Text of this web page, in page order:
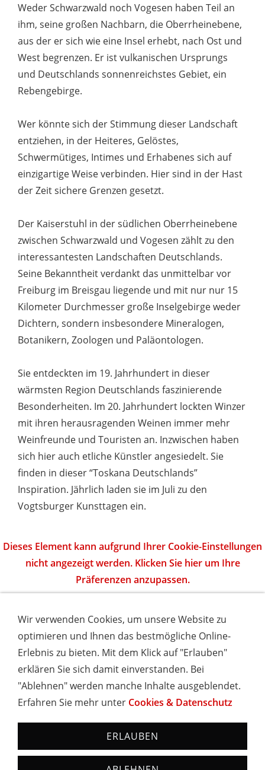
Weder Schwarzwald noch Vogesen haben Teil an
ihm, seine großen Nachbarn, die Oberrheinebene,
aus der er sich wie eine Insel erhebt, nach Ost und
West begrenzen. Er ist vulkanischen Ursprungs
und Deutschlands sonnenreichstes Gebiet, ein
Rebengebirge.
Wer könnte sich der Stimmung dieser Landschaft
entziehen, in der Heiteres, Gelöstes,
Schwermütiges, Intimes und Erhabenes sich auf
einzigartige Weise verbinden. Hier sind in der Hast
der Zeit sichere Grenzen gesetzt.
Der Kaiserstuhl in der südlichen Oberrheinebene
zwischen Schwarzwald und Vogesen zählt zu den
interessantesten Landschaften Deutschlands.
Seine Bekanntheit verdankt das unmittelbar vor
Freiburg im Breisgau liegende und mit nur nur 15
Kilometer Durchmesser große Inselgebirge weder
Dichtern, sondern insbesondere Mineralogen,
Botanikern, Zoologen und Paläontologen.
Sie entdeckten im 19. Jahrhundert in dieser
wärmsten Region Deutschlands faszinierende
Besonderheiten. Im 20. Jahrhundert lockten Winzer
mit ihren herausragenden Weinen immer mehr
Weinfreunde und Touristen an. Inzwischen haben
sich hier auch etliche Künstler angesiedelt. Sie
finden in dieser “Toskana Deutschlands”
Inspiration. Jährlich laden sie im Juli zu den
Vogtsburger Kunsttagen ein.
Dieses Element kann aufgrund Ihrer Cookie-Einstellungen
nicht angezeigt werden. Klicken Sie hier um Ihre
Präferenzen anzupassen.
Start|Orte|Südschwarzwald|Kaiserstuhl
Mittelschwarzwald| Nordschwarzwald|
Freizeittipps|Kontakt
TOURISMUSHELD
WISSENSWERT
NEWSLETTER
INSERIEREN
Hotels und Ferienwohnungen im Schwarzwald - Urlaub in
Wir verwenden Cookies, um unsere Website zu
optimieren und Ihnen das bestmögliche Online-
Erlebnis zu bieten. Mit dem Klick auf "Erlauben"
erklären Sie sich damit einverstanden. Bei
"Ablehnen" werden manche Inhalte ausgeblendet.
Erfahren Sie mehr unter Cookies & Datenschutz
ERLAUBEN